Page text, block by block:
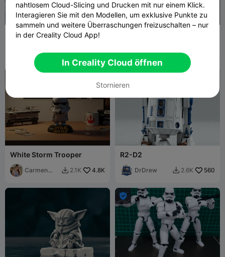
Der Mandalorianer - Statue
der Kontemplation
White Storm Trooper
Carmen
 2.1K 4.8K

R2-D2
DrDrew  2.6K 560

nahtlosem Cloud-Slicing und Drucken mit nur einem Klick.
Interagieren Sie mit den Modellen, um exklusive Punkte zu
sammeln und weitere Überraschungen freizuschalten – nur
in der Creality Cloud App!
In Creality Cloud öffnen
Stornieren